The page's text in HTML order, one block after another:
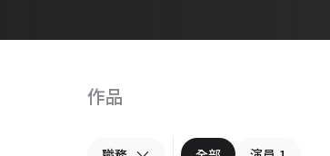
作品